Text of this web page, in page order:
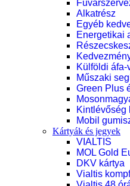
Alkatrész
Egyéb
Energetikai
Külföldi
Műszaki
Green Plus
Kintlévőség
Mobil
Kártyák és jegyek
VIALTIS
MOL Gold
DKV kártya
Vialtis